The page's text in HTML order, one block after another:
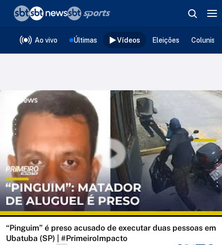
Ao vivo Últimas Vídeos Eleições
“Pinguim” é preso acusado de executar duas pessoas em
Ubatuba (SP) | #PrimeiroImpacto
❮voltar
Editorias